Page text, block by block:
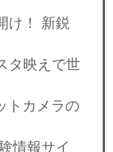
け！ 新鋭
タ映えで世
トカメラの
情報サイ